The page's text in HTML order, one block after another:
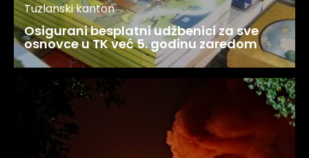
Tuzlanski kanton
Osigurani besplatni udžbenici za sve
osnovce u TK već 5. godinu zaredom